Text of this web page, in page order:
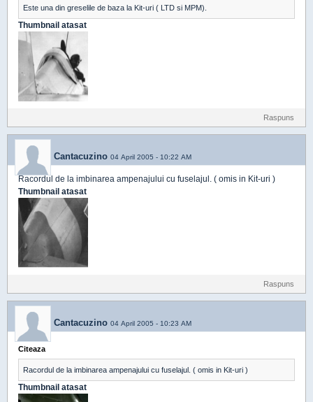
Este una din greselile de baza la Kit-uri ( LTD si MPM).
Thumbnail atasat
Raspuns
Cantacuzino 04 April 2005 - 10:22 AM
Racordul de la imbinarea ampenajului cu fuselajul. ( omis in Kit-uri )
Thumbnail atasat
Raspuns
Cantacuzino 04 April 2005 - 10:23 AM
Citeaza
Racordul de la imbinarea ampenajului cu fuselajul. ( omis in Kit-uri )
Thumbnail atasat